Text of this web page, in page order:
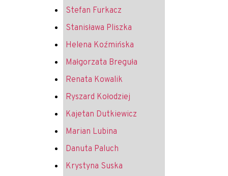
Stefan Furkacz
Stanisława Pliszka
Helena Koźmińska
Małgorzata Breguła
Renata Kowalik
Ryszard Kołodziej
Kajetan Dutkiewicz
Marian Lubina
Danuta Paluch
Krystyna Suska